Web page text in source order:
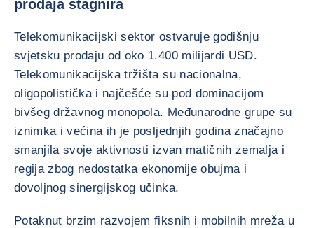
prodaja stagnira
Telekomunikacijski sektor ostvaruje godišnju
svjetsku prodaju od oko 1.400 milijardi USD.
Telekomunikacijska tržišta su nacionalna,
oligopolistička i najčešće su pod dominacijom
bivšeg državnog monopola. Međunarodne grupe su
iznimka i većina ih je posljednjih godina značajno
smanjila svoje aktivnosti izvan matičnih zemalja i
regija zbog nedostatka ekonomije obujma i
dovoljnog sinergijskog učinka.
Potaknut brzim razvojem fiksnih i mobilnih mreža u